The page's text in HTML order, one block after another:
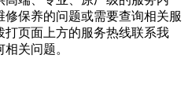
保养的问题或需要查询相关服
页面上方的服务热线联系我
关问题。